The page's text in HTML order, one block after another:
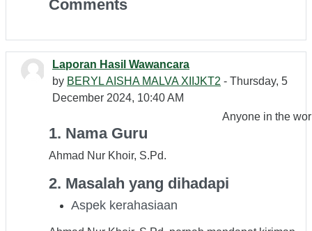
Comments
Laporan Hasil Wawancara
by BERYL AISHA MALVA XIIJKT2 - Thursday, 5
December 2024, 10:40 AM
Anyone in the
1. Nama Guru
Ahmad Nur Khoir, S.Pd.
2. Masalah yang dihadapi
Aspek kerahasiaan